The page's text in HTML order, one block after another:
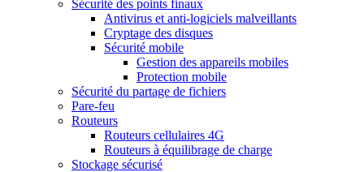
Sécurité des points finaux
Antivirus et anti-logiciels malveillants
Cryptage des disques
Sécurité mobile
Gestion des appareils mobiles
Protection mobile
Sécurité du partage de fichiers
Pare-feu
Routeurs
Routeurs cellulaires 4G
Routeurs à équilibrage de charge
Stockage sécurisé